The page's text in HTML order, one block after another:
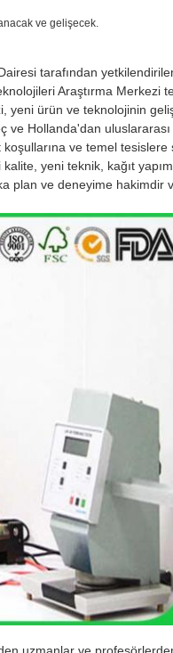
ve gelişecek.
tarafından
Araştırma Merkezi
ürün ve teknolojinin
ve Hollanda'dan
ve temel
yeni teknik, kağıt
plan ve deneyime hakimdir